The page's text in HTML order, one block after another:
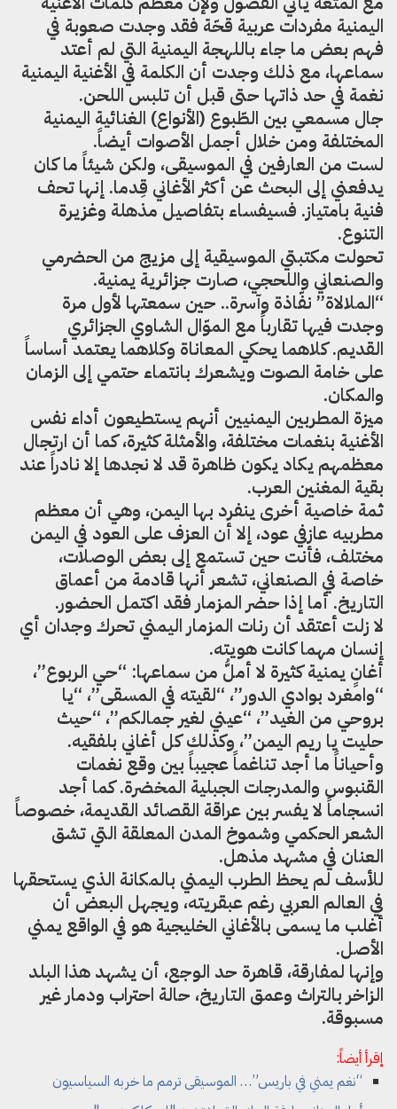
اليمنية مفردات عربية قحّة فقد وجدت صعوبة في
فهم بعض ما جاء باللهجة اليمنية التي لم أعتد
سماعها، مع ذلك وجدت أن الكلمة في الأغنية اليمنية
نغمة في حد ذاتها حتى قبل أن تلبس اللحن.
جال مسمعي بين الطّبوع (الأنواع) الغنائية اليمنية
المختلفة ومن خلال أجمل الأصوات أيضاً.
لست من العارفين في الموسيقى، ولكن شيئاً ما كان
يدفعني إلى البحث عن أكثر الأغاني قِدما. إنها تحف
فنية بامتياز. فسيفساء بتفاصيل مذهلة وغزيرة
التنوع.
تحولت مكتبتي الموسيقية إلى مزيج من الحضرمي
والصنعاني واللحجي، صارت جزائرية يمنية.
“الملالاة” نفّاذة وآسرة.. حين سمعتها لأول مرة
وجدت فيها تقارباً مع الموّال الشاوي الجزائري
القديم. كلاهما يحكي المعاناة وكلاهما يعتمد أساساً
على خامة الصوت ويشعرك بانتماء حتمي إلى الزمان
والمكان.
ميزة المطربين اليمنيين أنهم يستطيعون أداء نفس
الأغنية بنغمات مختلفة، والأمثلة كثيرة، كما أن ارتجال
معظمهم يكاد يكون ظاهرة قد لا نجدها إلا نادراً عند
بقية المغنين العرب.
ثمة خاصية أخرى ينفرد بها اليمن، وهي أن معظم
مطربيه عازفي عود، إلا أن العزف على العود في اليمن
مختلف، فأنت حين تستمع إلى بعض الوصلات،
خاصة في الصنعاني، تشعر أنها قادمة من أعماق
التاريخ. أما إذا حضر المزمار فقد اكتمل الحضور.
لا زلت أعتقد أن رنات المزمار اليمني تحرك وجدان أي
إنسان مهما كانت هويته.
أغانٍ يمنية كثيرة لا أملُّ من سماعها: “حي الربوع”،
“وامغرد بوادي الدور”، “لقيته في المسقى”، “يا
بروحي من الغيد”، “عيني لغير جمالكم”، “حيث
حليت يا ريم اليمن”، وكذلك كل أغاني بلفقيه.
وأحياناً ما أجد تناغماً عجيباً بين وقع نغمات
القنبوس والمدرجات الجبلية المخضرة. كما أجد
انسجاماً لا يفسر بين عراقة القصائد القديمة، خصوصاً
الشعر الحكمي وشموخ المدن المعلقة التي تشق
العنان في مشهد مذهل.
للأسف لم يحظ الطرب اليمني بالمكانة الذي يستحقها
في العالم العربي رغم عبقريته، ويجهل البعض أن
أغلب ما يسمى بالأغاني الخليجية هو في الواقع يمني
الأصل.
وإنها لمفارقة، قاهرة حد الوجع، أن يشهد هذا البلد
الزاخر بالتراث وعمق التاريخ، حالة احتراب ودمار غير
مسبوقة.
إقرأ أيضاً:
“نغم يمني في باريس”… الموسيقى ترمم ما خربه السياسيون